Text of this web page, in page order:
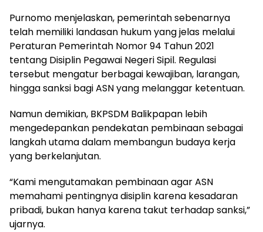
Purnomo menjelaskan, pemerintah sebenarnya
telah memiliki landasan hukum yang jelas melalui
Peraturan Pemerintah Nomor 94 Tahun 2021
tentang Disiplin Pegawai Negeri Sipil. Regulasi
tersebut mengatur berbagai kewajiban, larangan,
hingga sanksi bagi ASN yang melanggar ketentuan.
Namun demikian, BKPSDM Balikpapan lebih
mengedepankan pendekatan pembinaan sebagai
langkah utama dalam membangun budaya kerja
yang berkelanjutan.
“Kami mengutamakan pembinaan agar ASN
memahami pentingnya disiplin karena kesadaran
pribadi, bukan hanya karena takut terhadap sanksi,”
ujarnya.